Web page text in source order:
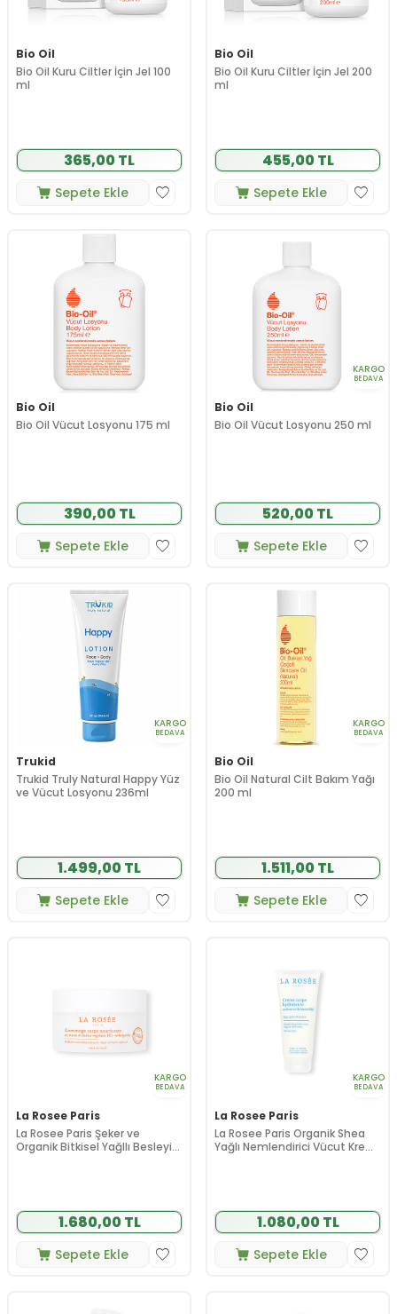
Bio Oil
Bio Oil Kuru Ciltler İçin Jel 100
ml
365,00 TL
Sepete Ekle
Bio Oil
Bio Oil Kuru Ciltler İçin Jel 200
ml
455,00 TL
Sepete Ekle
Bio Oil
Bio Oil Vücut Losyonu 175 ml
390,00 TL
Sepete Ekle
KARGO
BEDAVA
Bio Oil
Bio Oil Vücut Losyonu 250 ml
520,00 TL
Sepete Ekle
KARGO
BEDAVA
Trukid
Trukid Truly Natural Happy Yüz
ve Vücut Losyonu 236ml
1.499,00 TL
Sepete Ekle
KARGO
BEDAVA
Bio Oil
Bio Oil Natural Cilt Bakım Yağı
200 ml
1.511,00 TL
Sepete Ekle
KARGO
BEDAVA
La Rosee Paris
La Rosee Paris Şeker ve
Organik Bitkisel Yağllı Besleyici
1.680,00 TL
Sepete Ekle
KARGO
BEDAVA
La Rosee Paris
La Rosee Paris Organik Shea
Yağlı Nemlendirici Vücut Kremi
1.080,00 TL
Sepete Ekle